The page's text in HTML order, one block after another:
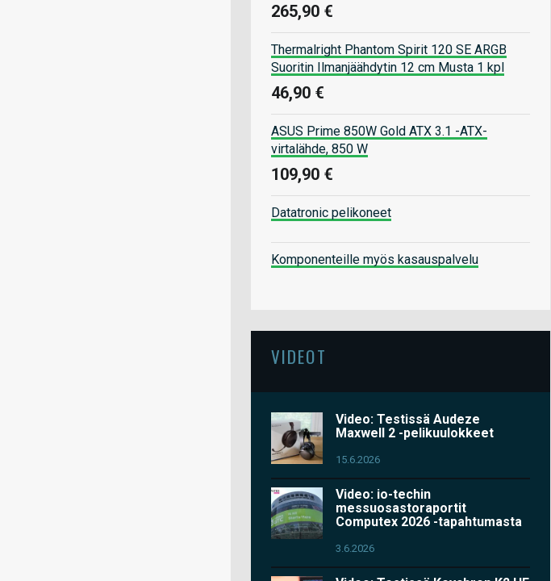
265,90 €
Thermalright Phantom Spirit 120 SE ARGB
Suoritin Ilmanjäähdytin 12 cm Musta 1 kpl
46,90 €
ASUS Prime 850W Gold ATX 3.1 -ATX-
virtalähde, 850 W
109,90 €
Datatronic pelikoneet
Komponenteille myös kasauspalvelu
VIDEOT
Video: Testissä Audeze
Maxwell 2 -pelikuulokkeet
15.6.2026
Video: io-techin
messuosastoraportit
Computex 2026 -tapahtumasta
3.6.2026